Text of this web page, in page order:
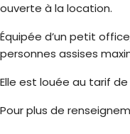
ouverte à la location.
Équipée d’un petit
personnes assises
Elle est louée au tarif
Pour plus de